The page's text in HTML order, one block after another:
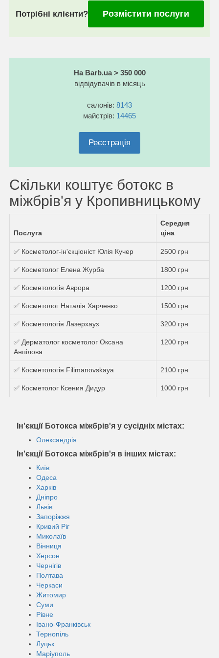
Потрібні клієнти? Розмістити послуги
На Barb.ua > 350 000
відвідувачів в місяць
салонів: 8143
майстрів: 14465
Реєстрація
Скільки коштує ботокс в
міжбрів'я у Кропивницькому
Послуга
Середня
ціна
✅ Косметолог-ін'єкціоніст Юлія Кучер 2500 грн
✅ Косметолог Елена Журба 1800 грн
✅ Косметологія Аврора 1200 грн
✅ Косметолог Наталія Харченко 1500 грн
✅ Косметологія Лазерхауз 3200 грн
✅ Дерматолог косметолог Оксана
Анпілова
1200 грн
✅ Косметологія Filimanovskaya 2100 грн
✅ Косметолог Ксения Дидур 1000 грн
Ін'єкції Ботокса міжбрів'я у сусідніх містах:
Олександрія
Ін'єкції Ботокса міжбрів'я в інших містах:
Київ
Одеса
Харків
Дніпро
Львів
Запоріжжя
Кривий Ріг
Миколаїв
Вінниця
Херсон
Чернігів
Полтава
Черкаси
Житомир
Суми
Рівне
Івано-Франківськ
Тернопіль
Луцьк
Маріуполь